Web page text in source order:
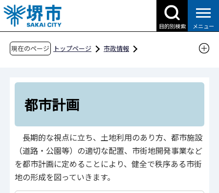
こ
の
ペ
目的別検索 メニュー
現在のページ トップページ
市政情報
都市計画
長期的な視点に立ち、土地利用のあり方、都市施設
（道路・公園等）の適切な配置、市街地開発事業など
を都市計画に定めることにより、健全で秩序ある市街
地の形成を図っていきます。